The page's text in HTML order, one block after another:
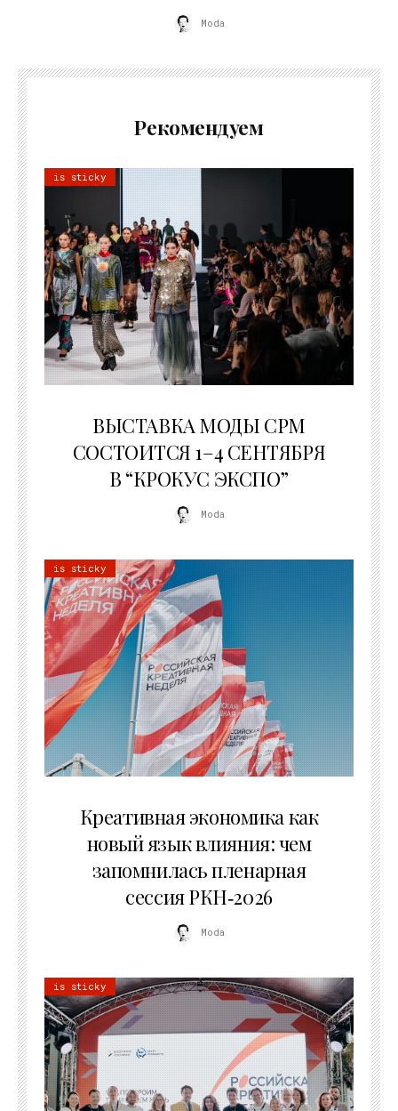
Moda
Рекомендуем
is sticky
ВЫСТАВКА МОДЫ CPM
СОСТОИТСЯ 1–4 СЕНТЯБРЯ
В “КРОКУС ЭКСПО”
Moda
is sticky
Креативная экономика как
новый язык влияния: чем
запомнилась пленарная
сессия РКН‑2026
Moda
is sticky